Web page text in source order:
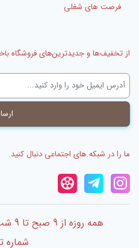
فرصت های شغلی
از تخفیف‌ها و جدیدترین‌های فروشگاه
ما را در شبکه های اجتماعی دنبال کنید.
همه روزه از 9 صبح تا 9 شب پاسخگوی شما هستیم
شماره